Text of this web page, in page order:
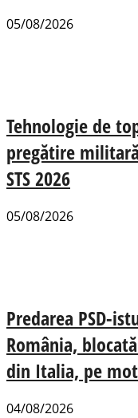
05/08/2026
Tehnologie de
pregătire
STS 2026
05/08/2026
Predarea PSD-
România,
din Italia, pe
04/08/2026